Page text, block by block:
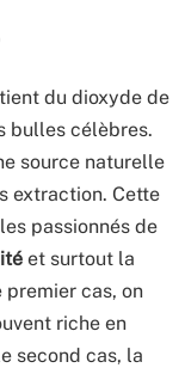
du dioxyde de
bulles célèbres.
source naturelle
extraction. Cette
passionnés de
et surtout la
premier cas, on
riche en
second cas, la